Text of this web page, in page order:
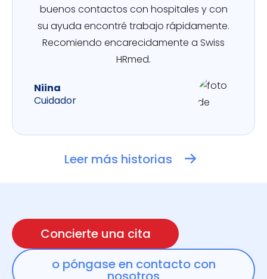
buenos contactos con hospitales y con
su ayuda encontré trabajo rápidamente.
Recomiendo encarecidamente a Swiss
HRmed.
Niina
Cuidador
Leer más historias
Concierte una cita
o póngase en contacto con